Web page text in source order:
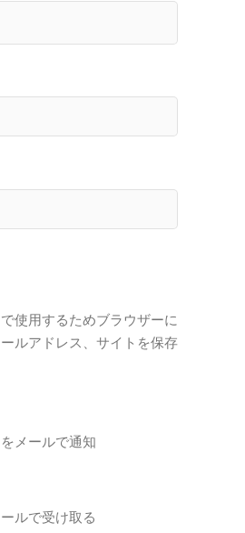
使用するためブラウザーに
ルアドレス、サイトを保存
メールで通知
ルで受け取る